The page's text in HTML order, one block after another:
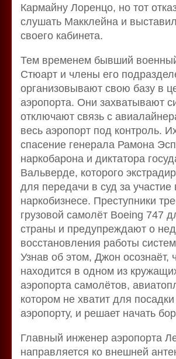
Кармайну Лоренцо, но тот
слушать Макклейна и
своего кабинета.
Тем временем бывший
Стюарт и члены его
организовывают свою базу в
аэропорта. Они захватывают
отключают связь с
весь аэропорт под контроль.
спасение генерала Рамона
наркобарона и диктатора
Вальверде, которого
для передачи в суд за участие
наркобизнесе. Преступники
грузовой самолёт Boeing 747
страны и предупреждают о
восстановления работы
Узнав об этом, Джон осознаёт,
находится в одном из
аэропорта самолётов,
котором не хватит для
аэропорту, и решает начать
Главный инженер аэропорта
направляется ко внешней